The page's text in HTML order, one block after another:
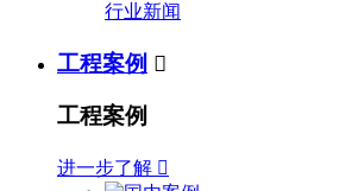
行业新闻
工程案例 
工程案例
进一步了解 